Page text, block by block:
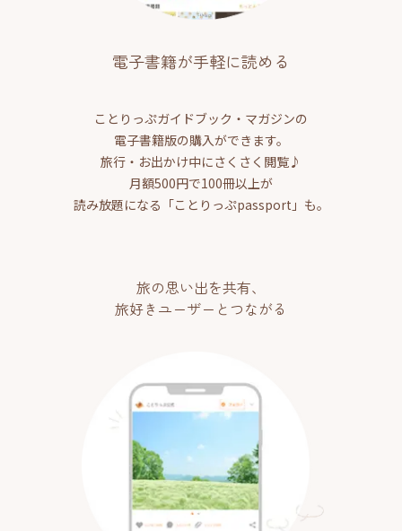
電子書籍が手軽に読める
ことりっぷガイドブック・マガジンの
電子書籍版の購入ができます。
旅行・お出かけ中にさくさく閲覧♪
月額500円で100冊以上が
読み放題になる「ことりっぷpassport」も。
旅の思い出を共有、
旅好きユーザーとつながる